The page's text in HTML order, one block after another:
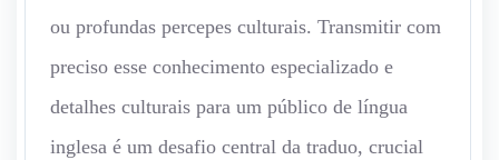
ou profundas percepes culturais. Transmitir com
preciso esse conhecimento especializado e
detalhes culturais para um público de língua
inglesa é um desafio central da traduo, crucial